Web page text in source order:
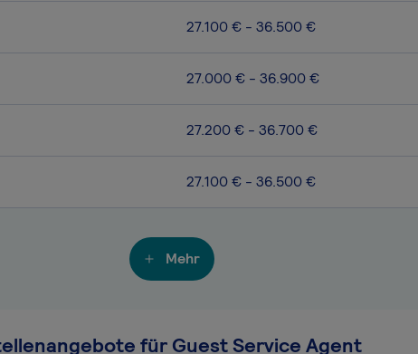
27.100 € - 36.500 €
27.000 € - 36.900 €
27.200 € - 36.700 €
27.100 € - 36.500 €
Mehr
für Guest Service Agent